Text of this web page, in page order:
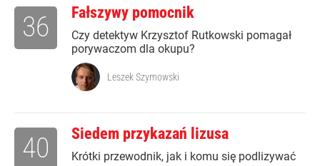
Fałszywy pomocnik
Czy detektyw Krzysztof Rutkowski pomagał
porywaczom dla okupu?
36
Leszek Szymowski
Siedem przykazań lizusa
Krótki przewodnik, jak i komu się podlizywać
40